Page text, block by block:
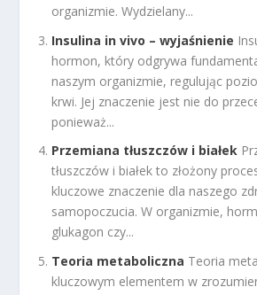
organizmie. Wydzielany...
Insulina in vivo – wyjaśnienie
hormon, który odgrywa
naszym organizmie, regulując
krwi. Jej znaczenie jest nie do
ponieważ...
Przemiana tłuszczów i białek
tłuszczów i białek to złożony
kluczowe znaczenie dla naszego
samopoczucia. W organizmie,
glukagon czy...
Teoria metaboliczna Teoria
kluczowym elementem w